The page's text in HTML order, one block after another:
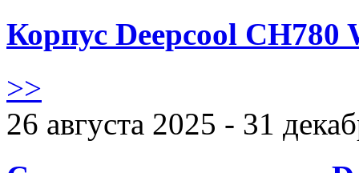
Корпус Deepcool CH780
>>
26 августа 2025 - 31